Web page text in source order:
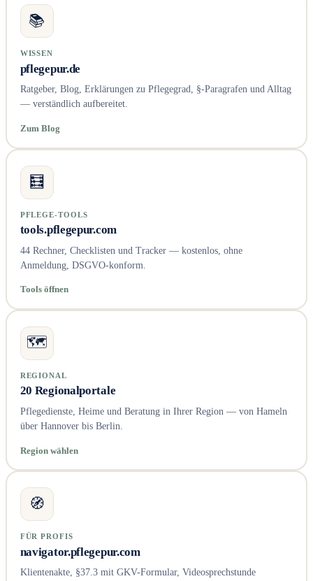
📚
WISSEN
pflegepur.de
Ratgeber, Blog, Erklärungen zu Pflegegrad, §-Paragrafen und Alltag
— verständlich aufbereitet.
Zum Blog
🧮
PFLEGE-TOOLS
tools.pflegepur.com
44 Rechner, Checklisten und Tracker — kostenlos, ohne
Anmeldung, DSGVO-konform.
Tools öffnen
🗺️
REGIONAL
20 Regionalportale
Pflegedienste, Heime und Beratung in Ihrer Region — von Hameln
über Hannover bis Berlin.
Region wählen
🧭
FÜR PROFIS
navigator.pflegepur.com
Klientenakte, §37.3 mit GKV-Formular, Videosprechstunde